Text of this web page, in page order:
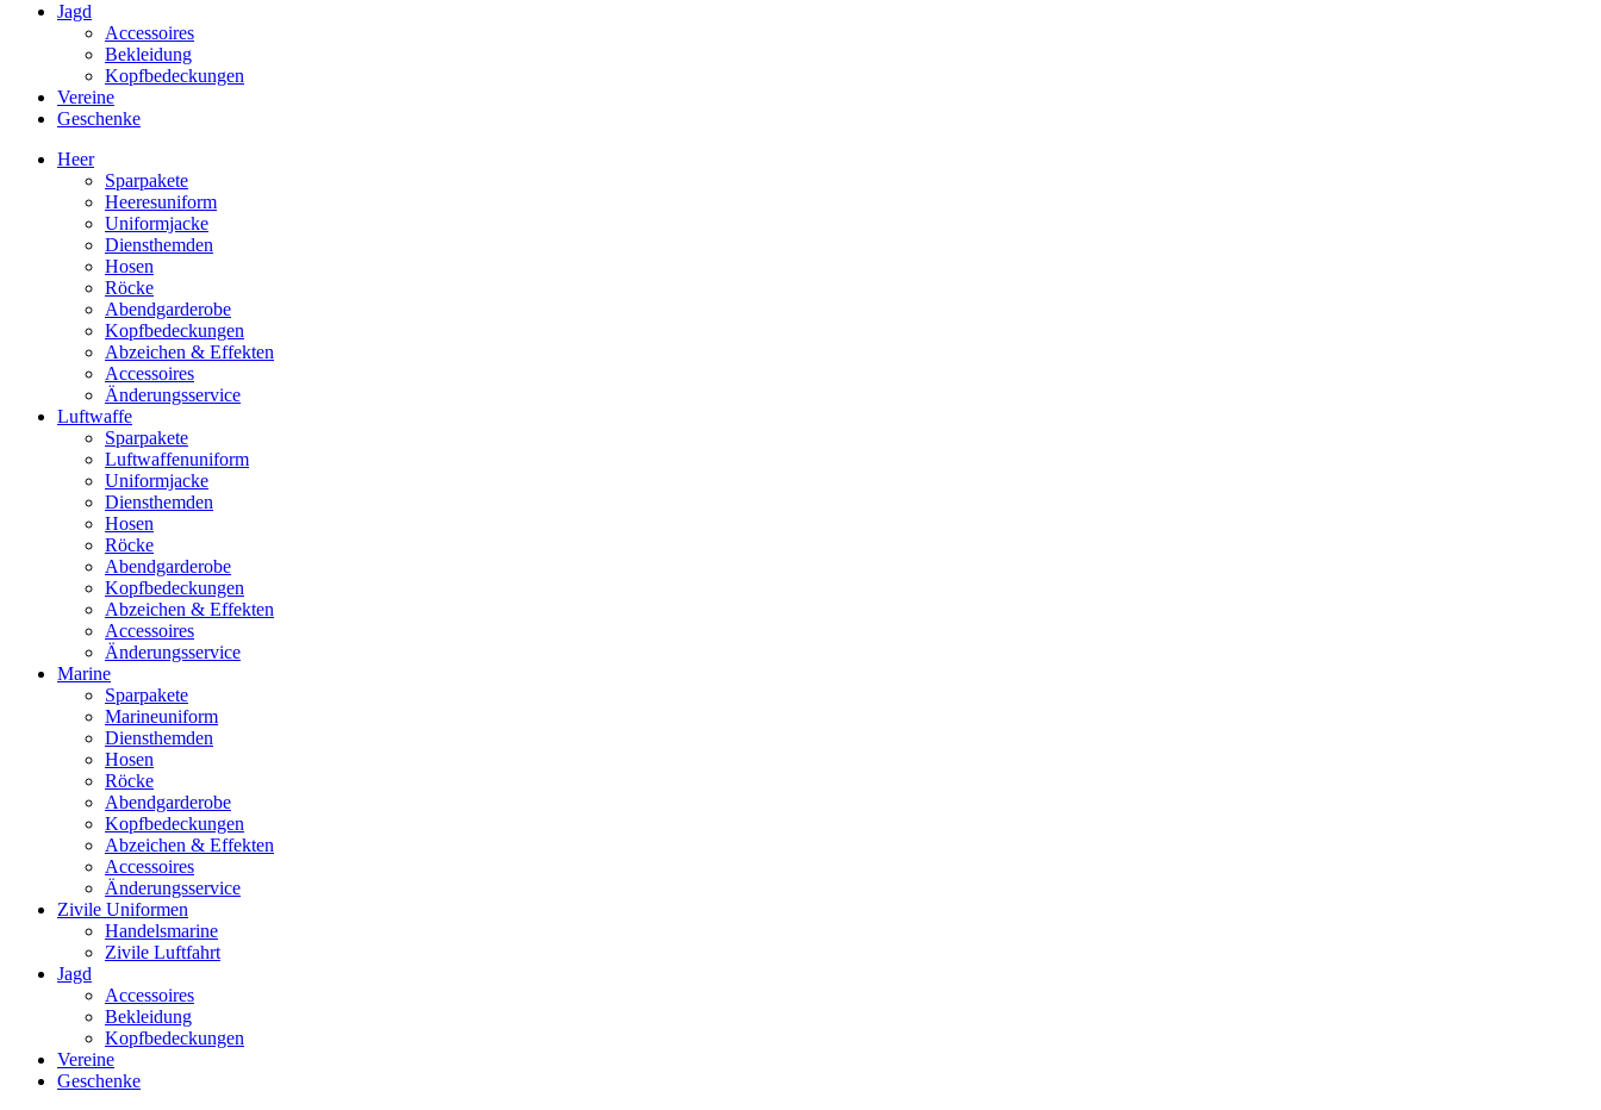
Jagd
Accessoires
Bekleidung
Kopfbedeckungen
Vereine
Geschenke
Heer
Sparpakete
Heeresuniform
Uniformjacke
Diensthemden
Hosen
Röcke
Abendgarderobe
Kopfbedeckungen
Abzeichen & Effekten
Accessoires
Änderungsservice
Luftwaffe
Sparpakete
Luftwaffenuniform
Uniformjacke
Diensthemden
Hosen
Röcke
Abendgarderobe
Kopfbedeckungen
Abzeichen & Effekten
Accessoires
Änderungsservice
Marine
Sparpakete
Marineuniform
Diensthemden
Hosen
Röcke
Abendgarderobe
Kopfbedeckungen
Abzeichen & Effekten
Accessoires
Änderungsservice
Zivile Uniformen
Handelsmarine
Zivile Luftfahrt
Jagd
Accessoires
Bekleidung
Kopfbedeckungen
Vereine
Geschenke